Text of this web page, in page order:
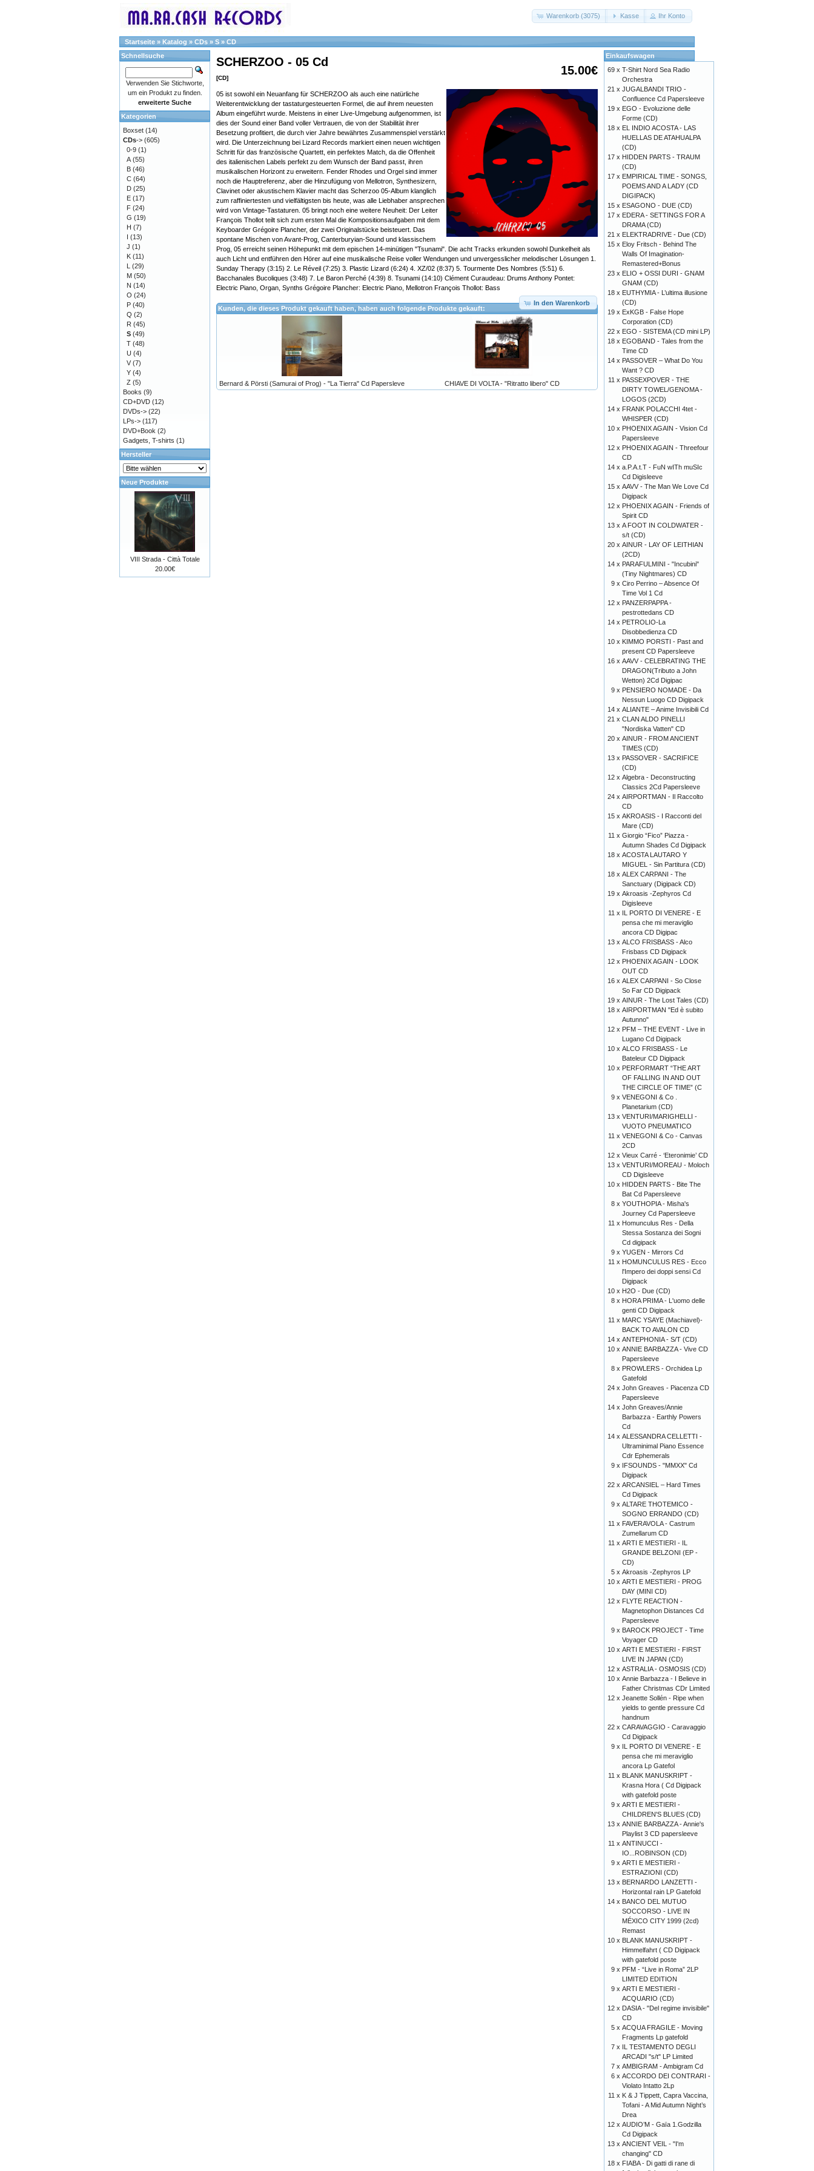
Warenkorb (3075) Kasse Ihr Konto
Startseite » Katalog » CDs » S » CD
15.00€
SCHERZOO - 05 Cd
[CD]
05 ist sowohl ein Neuanfang für SCHERZOO als auch eine natürliche
Weiterentwicklung der tastaturgesteuerten Formel, die auf ihrem neuesten
Album eingeführt wurde. Meistens in einer Live-Umgebung aufgenommen, ist
dies der Sound einer Band voller Vertrauen, die von der Stabilität ihrer
Besetzung profitiert, die durch vier Jahre bewährtes Zusammenspiel verstärkt
wird. Die Unterzeichnung bei Lizard Records markiert einen neuen wichtigen
Schritt für das französische Quartett, ein perfektes Match, da die Offenheit
des italienischen Labels perfekt zu dem Wunsch der Band passt, ihren
musikalischen Horizont zu erweitern. Fender Rhodes und Orgel sind immer
noch die Hauptreferenz, aber die Hinzufügung von Mellotron, Synthesizern,
Clavinet oder akustischem Klavier macht das Scherzoo 05-Album klanglich
zum raffiniertesten und vielfältigsten bis heute, was alle Liebhaber ansprechen
wird von Vintage-Tastaturen. 05 bringt noch eine weitere Neuheit: Der Leiter
François Thollot teilt sich zum ersten Mal die Kompositionsaufgaben mit dem
Keyboarder Grégoire Plancher, der zwei Originalstücke beisteuert. Das
spontane Mischen von Avant-Prog, Canterburyian-Sound und klassischem
Prog, 05 erreicht seinen Höhepunkt mit dem epischen 14-minütigen "Tsunami". Die acht Tracks erkunden sowohl Dunkelheit als
auch Licht und entführen den Hörer auf eine musikalische Reise voller Wendungen und unvergesslicher melodischer Lösungen 1.
Sunday Therapy (3:15) 2. Le Réveil (7:25) 3. Plastic Lizard (6:24) 4. XZ/02 (8:37) 5. Tourmente Des Nombres (5:51) 6.
Bacchanales Bucoliques (3:48) 7. Le Baron Perché (4:39) 8. Tsunami (14:10) Clément Curaudeau: Drums Anthony Pontet:
Electric Piano, Organ, Synths Grégoire Plancher: Electric Piano, Mellotron François Thollot: Bass
In den Warenkorb
Kunden, die dieses Produkt gekauft haben, haben auch folgende Produkte gekauft:
Bernard & Pörsti (Samurai of Prog) - "La Tierra" Cd Papersleve CHIAVE DI VOLTA - "Ritratto libero" CD
Schnellsuche
Verwenden Sie Stichworte,
um ein Produkt zu finden.
erweiterte Suche
Kategorien
Boxset (14)
CDs-> (605)
0-9 (1)
A (55)
B (46)
C (64)
D (25)
E (17)
F (24)
G (19)
H (7)
I (13)
J (1)
K (11)
L (29)
M (50)
N (14)
O (24)
P (40)
Q (2)
R (45)
S (49)
T (48)
U (4)
V (7)
Y (4)
Z (5)
Books (9)
CD+DVD (12)
DVDs-> (22)
LPs-> (117)
DVD+Book (2)
Gadgets, T-shirts (1)
Hersteller
Neue Produkte
VIII Strada - Città Totale
20.00€
Einkaufswagen
69 x T-Shirt Nord Sea Radio
Orchestra
21 x JUGALBANDI TRIO -
Confluence Cd Papersleeve
19 x EGO - Evoluzione delle
Forme (CD)
18 x EL INDIO ACOSTA - LAS
HUELLAS DE ATAHUALPA
(CD)
17 x HIDDEN PARTS - TRAUM
(CD)
17 x EMPIRICAL TIME - SONGS,
POEMS AND A LADY (CD
DIGIPACK)
15 x ESAGONO - DUE (CD)
17 x EDERA - SETTINGS FOR A
DRAMA (CD)
21 x ELEKTRADRIVE - Due (CD)
15 x Eloy Fritsch - Behind The
Walls Of Imagination-
Remastered+Bonus
23 x ELIO + OSSI DURI - GNAM
GNAM (CD)
18 x EUTHYMIA - L’ultima illusione
(CD)
19 x ExKGB - False Hope
Corporation (CD)
22 x EGO - SISTEMA (CD mini LP)
18 x EGOBAND - Tales from the
Time CD
14 x PASSOVER – What Do You
Want ? CD
11 x PASSEXPOVER - THE
DIRTY TOWEL/GENOMA -
LOGOS (2CD)
14 x FRANK POLACCHI 4tet -
WHISPER (CD)
10 x PHOENIX AGAIN - Vision Cd
Papersleeve
12 x PHOENIX AGAIN - Threefour
CD
14 x a.P.A.t.T - FuN wITh muSIc
Cd Digisleeve
15 x AAVV - The Man We Love Cd
Digipack
12 x PHOENIX AGAIN - Friends of
Spirit CD
13 x A FOOT IN COLDWATER -
s/t (CD)
20 x AINUR - LAY OF LEITHIAN
(2CD)
14 x PARAFULMINI - "Incubini"
(Tiny Nightmares) CD
9 x Ciro Perrino ‎– Absence Of
Time Vol 1 Cd
12 x PANZERPAPPA -
pestrottedans CD
14 x PETROLIO-La
Disobbedienza CD
10 x KIMMO PORSTI - Past and
present CD Papersleeve
16 x AAVV - CELEBRATING THE
DRAGON(Tributo a John
Wetton) 2Cd Digipac
9 x PENSIERO NOMADE - Da
Nessun Luogo CD Digipack
14 x ALIANTE – Anime Invisibili Cd
21 x CLAN ALDO PINELLI
"Nordiska Vatten" CD
20 x AINUR - FROM ANCIENT
TIMES (CD)
13 x PASSOVER - SACRIFICE
(CD)
12 x Algebra - Deconstructing
Classics 2Cd Papersleeve
24 x AIRPORTMAN - Il Raccolto
CD
15 x AKROASIS - I Racconti del
Mare (CD)
11 x Giorgio “Fico” Piazza -
Autumn Shades Cd Digipack
18 x ACOSTA LAUTARO Y
MIGUEL - Sin Partitura (CD)
18 x ALEX CARPANI - The
Sanctuary (Digipack CD)
19 x Akroasis -Zephyros Cd
Digisleeve
11 x IL PORTO DI VENERE - E
pensa che mi meraviglio
ancora CD Digipac
13 x ALCO FRISBASS - Alco
Frisbass CD Digipack
12 x PHOENIX AGAIN - LOOK
OUT CD
16 x ALEX CARPANI - So Close
So Far CD Digipack
19 x AINUR - The Lost Tales (CD)
18 x AIRPORTMAN "Ed è subito
Autunno"
12 x PFM – THE EVENT - Live in
Lugano Cd Digipack
10 x ALCO FRISBASS - Le
Bateleur CD Digipack
10 x PERFORMART “THE ART
OF FALLING IN AND OUT
THE CIRCLE OF TIME” (C
9 x VENEGONI & Co .
Planetarium (CD)
13 x VENTURI/MARIGHELLI -
VUOTO PNEUMATICO
11 x VENEGONI & Co - Canvas
2CD
12 x Vieux Carré - ‘Eteronimie’ CD
13 x VENTURI/MOREAU - Moloch
CD Digisleeve
10 x HIDDEN PARTS - Bite The
Bat Cd Papersleeve
8 x YOUTHOPIA - Misha's
Journey Cd Papersleeve
11 x Homunculus Res - Della
Stessa Sostanza dei Sogni
Cd digipack
9 x YUGEN - Mirrors Cd
11 x HOMUNCULUS RES - Ecco
l'Impero dei doppi sensi Cd
Digipack
10 x H2O - Due (CD)
8 x HORA PRIMA - L'uomo delle
genti CD Digipack
11 x MARC YSAYE (Machiavel)-
BACK TO AVALON CD
14 x ANTEPHONIA - S/T (CD)
10 x ANNIE BARBAZZA - Vive CD
Papersleeve
8 x PROWLERS - Orchidea Lp
Gatefold
24 x John Greaves - Piacenza CD
Papersleeve
14 x John Greaves/Annie
Barbazza - Earthly Powers
Cd
14 x ALESSANDRA CELLETTI -
Ultraminimal Piano Essence
Cdr Ephemerals
9 x IFSOUNDS - "MMXX" Cd
Digipack
22 x ARCANSIEL – Hard Times
Cd Digipack
9 x ALTARE THOTEMICO -
SOGNO ERRANDO (CD)
11 x FAVERAVOLA - Castrum
Zumellarum CD
11 x ARTI E MESTIERI - IL
GRANDE BELZONI (EP -
CD)
5 x Akroasis -Zephyros LP
10 x ARTI E MESTIERI - PROG
DAY (MINI CD)
12 x FLYTE REACTION -
Magnetophon Distances Cd
Papersleeve
9 x BAROCK PROJECT - Time
Voyager CD
10 x ARTI E MESTIERI - FIRST
LIVE IN JAPAN (CD)
12 x ASTRALIA - OSMOSIS (CD)
10 x Annie Barbazza - I Believe in
Father Christmas CDr Limited
12 x Jeanette Sollén - Ripe when
yields to gentle pressure Cd
handnum
22 x CARAVAGGIO - Caravaggio
Cd Digipack
9 x IL PORTO DI VENERE - E
pensa che mi meraviglio
ancora Lp Gatefol
11 x BLANK MANUSKRIPT -
Krasna Hora ( Cd Digipack
with gatefold poste
9 x ARTI E MESTIERI -
CHILDREN'S BLUES (CD)
13 x ANNIE BARBAZZA - Annie's
Playlist 3 CD papersleeve
11 x ANTINUCCI -
IO...ROBINSON (CD)
9 x ARTI E MESTIERI -
ESTRAZIONI (CD)
13 x BERNARDO LANZETTI -
Horizontal rain LP Gatefold
14 x BANCO DEL MUTUO
SOCCORSO - LIVE IN
MÉXICO CITY 1999 (2cd)
Remast
10 x BLANK MANUSKRIPT -
Himmelfahrt ( CD Digipack
with gatefold poste
9 x PFM - “Live in Roma” 2LP
LIMITED EDITION
9 x ARTI E MESTIERI -
ACQUARIO (CD)
12 x DASIA - "Del regime invisibile"
CD
5 x ACQUA FRAGILE - Moving
Fragments Lp gatefold
7 x IL TESTAMENTO DEGLI
ARCADI "s/t" LP Limited
7 x AMBIGRAM - Ambigram Cd
6 x ACCORDO DEI CONTRARI -
Violato Intatto 2Lp
11 x K & J Tippett, Capra Vaccina,
Tofani - A Mid Autumn Night’s
Drea
12 x AUDIO’M - Gaïa 1.Godzilla
Cd Digipack
13 x ANCIENT VEIL - "I'm
changing" CD
18 x FIABA - Di gatti di rane di